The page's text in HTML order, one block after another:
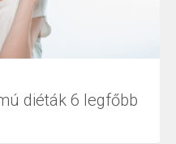
diéták 6 legfőbb